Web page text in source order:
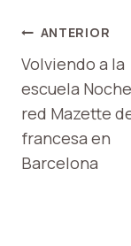
DE
ANTERIOR
Volviendo a la
escuela
red Mazette
francesa en
Barcelona